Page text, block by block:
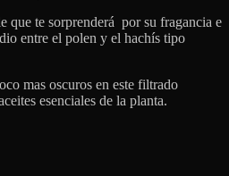
que te sorprenderá por su fragancia e
entre el polen y el hachís tipo
mas oscuros en este filtrado
esenciales de la planta.